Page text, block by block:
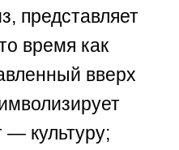
представляет
время как
вверх
— культуру;